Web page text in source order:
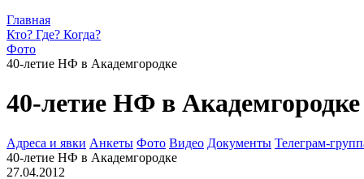
Главная
Кто? Где? Когда?
Фото
40-летие НФ в Академгородке
40-летие НФ в Академгородке
Адреса и явки Анкеты Фото Видео Документы Телеграм-
40-летие НФ в Академгородке
27.04.2012